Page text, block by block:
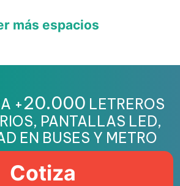
más espacios
+20.000 LETREROS
PANTALLAS LED,
EN BUSES Y METRO
Cotiza